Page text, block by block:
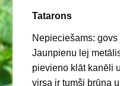
Tatarons
Nepieciešams:
Jaunpienu lej
pievieno klāt kanēli
virsa ir tumši brūna